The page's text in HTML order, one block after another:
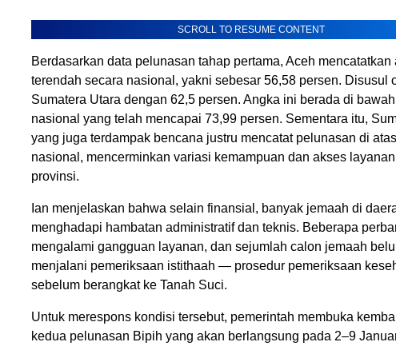
SCROLL TO RESUME CONTENT
Berdasarkan data pelunasan tahap pertama, Aceh mencatatkan
terendah secara nasional, yakni sebesar 56,58 persen. Disusul
Sumatera Utara dengan 62,5 persen. Angka ini berada di
nasional yang telah mencapai 73,99 persen. Sementara itu,
yang juga terdampak bencana justru mencatat pelunasan di
nasional, mencerminkan variasi kemampuan dan akses
provinsi.
Ian menjelaskan bahwa selain finansial, banyak jemaah di
menghadapi hambatan administratif dan teknis. Beberapa
mengalami gangguan layanan, dan sejumlah calon jemaah
menjalani pemeriksaan istithaah — prosedur pemeriksaan
sebelum berangkat ke Tanah Suci.
Untuk merespons kondisi tersebut, pemerintah membuka
kedua pelunasan Bipih yang akan berlangsung pada 2–9